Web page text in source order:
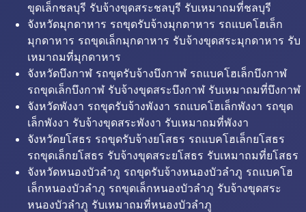
ขุดเล็กชลบุรี รับจ้างขุดสระชลบุรี รับเหมาถมที่ชลบุรี
จังหวัดมุกดาหาร รถขุดรับจ้างมุกดาหาร รถแบคโฮเล็ก
มุกดาหาร รถขุดเล็กมุกดาหาร รับจ้างขุดสระมุกดาหาร รับ
เหมาถมที่มุกดาหาร
จังหวัดบึงกาฬ รถขุดรับจ้างบึงกาฬ รถแบคโฮเล็กบึงกาฬ
รถขุดเล็กบึงกาฬ รับจ้างขุดสระบึงกาฬ รับเหมาถมที่บึงกาฬ
จังหวัดพังงา รถขุดรับจ้างพังงา รถแบคโฮเล็กพังงา รถขุด
เล็กพังงา รับจ้างขุดสระพังงา รับเหมาถมที่พังงา
จังหวัดยโสธร รถขุดรับจ้างยโสธร รถแบคโฮเล็กยโสธร
รถขุดเล็กยโสธร รับจ้างขุดสระยโสธร รับเหมาถมที่ยโสธร
จังหวัดหนองบัวลำภู รถขุดรับจ้างหนองบัวลำภู รถแบคโฮ
เล็กหนองบัวลำภู รถขุดเล็กหนองบัวลำภู รับจ้างขุดสระ
หนองบัวลำภู รับเหมาถมที่หนองบัวลำภู